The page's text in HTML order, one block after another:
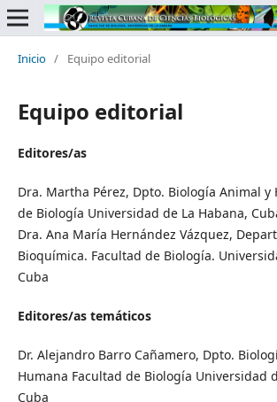
Inicio / Equipo editorial
Equipo editorial
Editores/as
Dra. Martha Pérez, Dpto. Biología Animal y
de Biología Universidad de La Habana,
Dra. Ana María Hernández Vázquez,
Bioquímica. Facultad de Biología.
Cuba
Editores/as temáticos
Dr. Alejandro Barro Cañamero, Dpto.
Humana Facultad de Biología Universidad
Cuba